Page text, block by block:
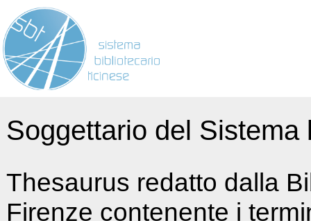
Soggettario del
Thesaurus redatto dalla
Firenze contenente i